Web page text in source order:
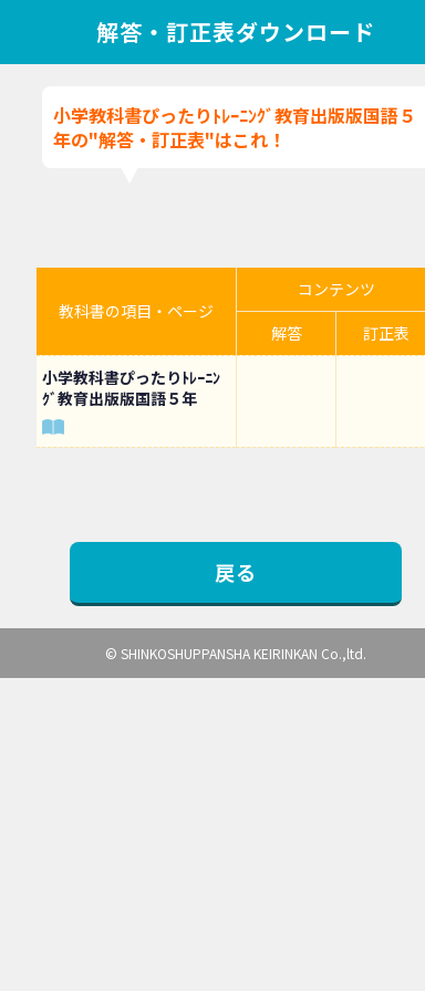
解答・訂正表ダウンロード
小学教科書ぴったりﾄﾚｰﾆﾝｸﾞ教育出版版国語５
年の"解答・訂正表"はこれ！
教科書の項目・ページ
コンテンツ
解答
訂正表
小学教科書ぴったりﾄﾚｰﾆﾝ
ｸﾞ教育出版版国語５年
戻る
© SHINKOSHUPPANSHA KEIRINKAN Co.,ltd.